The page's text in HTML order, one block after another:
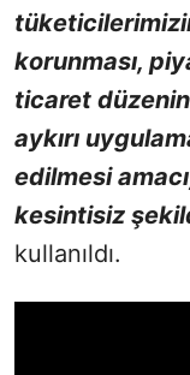
korunması,
ticaret
aykırı
edilmesi
kesintisiz
kullanıldı.